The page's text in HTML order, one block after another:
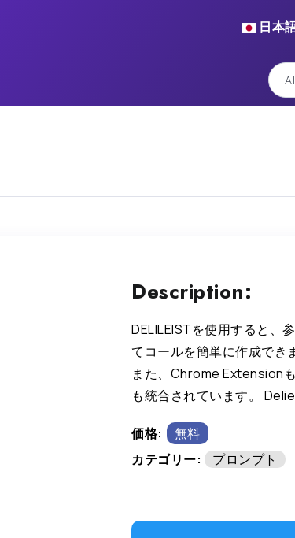
日本
Description:
DELILEISTを使用すると、
てコールを簡単に作成でき
また、Chrome Extension
も統合されています。
価格:
無料
カテゴリー:
プロンプト